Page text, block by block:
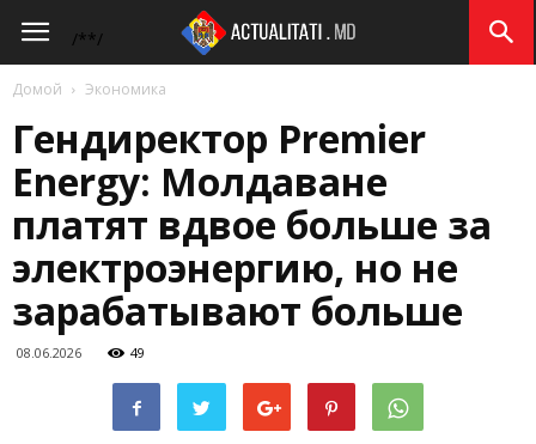
/**/
Actualitati.md
Домой Экономика
Гендиректор Premier
Energy: Молдаване
платят вдвое больше за
электроэнергию, но не
зарабатывают больше
08.06.2026 49